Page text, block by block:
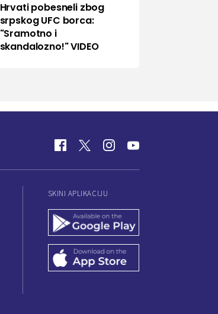
Hrvati pobesneli zbog
srpskog UFC borca:
"Sramotno i
skandalozno!" VIDEO
SKINI APLIKACIJU